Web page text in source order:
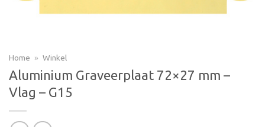
Home » Winkel
Aluminium Graveerplaat 72×27 mm –
Vlag – G15